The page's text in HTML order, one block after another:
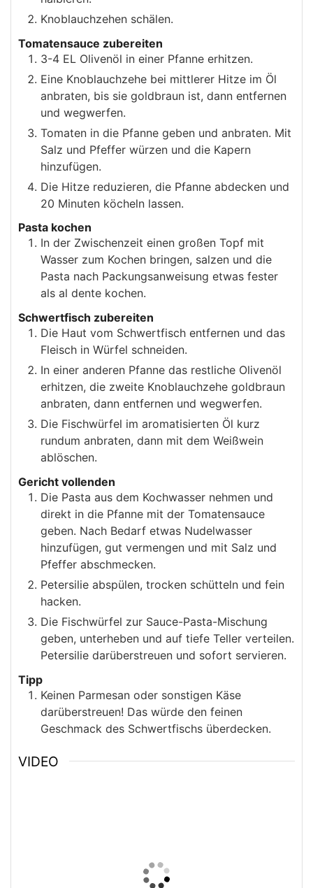
Knoblauchzehen schälen.
Tomatensauce zubereiten
3-4 EL Olivenöl in einer Pfanne erhitzen.
Eine Knoblauchzehe bei mittlerer Hitze im Öl
anbraten, bis sie goldbraun ist, dann entfernen
und wegwerfen.
Tomaten in die Pfanne geben und anbraten. Mit
Salz und Pfeffer würzen und die Kapern
hinzufügen.
Die Hitze reduzieren, die Pfanne abdecken und
20 Minuten köcheln lassen.
Pasta kochen
In der Zwischenzeit einen großen Topf mit
Wasser zum Kochen bringen, salzen und die
Pasta nach Packungsanweisung etwas fester
als al dente kochen.
Schwertfisch zubereiten
Die Haut vom Schwertfisch entfernen und das
Fleisch in Würfel schneiden.
In einer anderen Pfanne das restliche Olivenöl
erhitzen, die zweite Knoblauchzehe goldbraun
anbraten, dann entfernen und wegwerfen.
Die Fischwürfel im aromatisierten Öl kurz
rundum anbraten, dann mit dem Weißwein
ablöschen.
Gericht vollenden
Die Pasta aus dem Kochwasser nehmen und
direkt in die Pfanne mit der Tomatensauce
geben. Nach Bedarf etwas Nudelwasser
hinzufügen, gut vermengen und mit Salz und
Pfeffer abschmecken.
Petersilie abspülen, trocken schütteln und fein
hacken.
Die Fischwürfel zur Sauce-Pasta-Mischung
geben, unterheben und auf tiefe Teller verteilen.
Petersilie darüberstreuen und sofort servieren.
Tipp
Keinen Parmesan oder sonstigen Käse
darüberstreuen! Das würde den feinen
Geschmack des Schwertfischs überdecken.
VIDEO